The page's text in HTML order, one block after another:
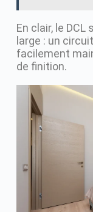
En clair, le
large : un
facilement
de finition.